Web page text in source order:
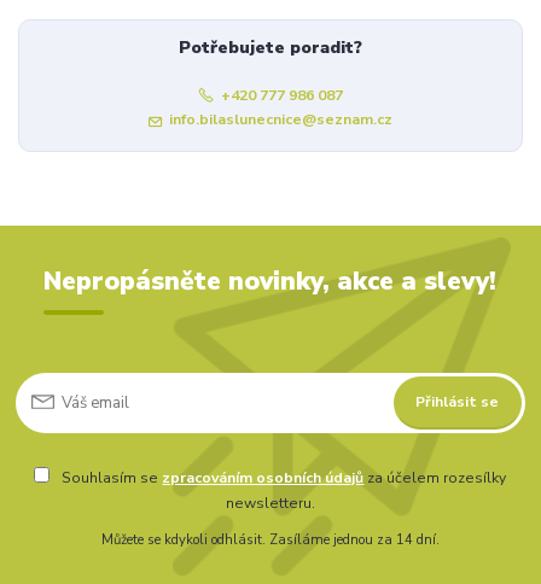
Potřebujete poradit?
+420 777 986 087
info.bilaslunecnice@seznam.cz
Nepropásněte novinky, akce a slevy!
Přihlásit se
Souhlasím se zpracováním osobních údajů za účelem rozesílky
newsletteru.
Můžete se kdykoli odhlásit. Zasíláme jednou za 14 dní.